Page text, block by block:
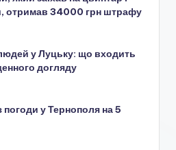
отримав 34000 грн штрафу
людей у Луцьку: що входить
догляду
погоди у Тернополя на 5